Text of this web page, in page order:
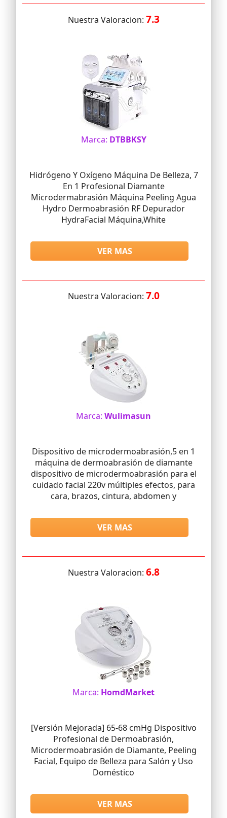
Nuestra Valoracion: 7.3
Marca: DTBBKSY
Hidrógeno Y Oxígeno Máquina De Belleza, 7
En 1 Profesional Diamante
Microdermabrasión Máquina Peeling Agua
Hydro Dermoabrasión RF Depurador
HydraFacial Máquina,White
VER MAS
Nuestra Valoracion: 7.0
Marca: Wulimasun
Dispositivo de microdermoabrasión,5 en 1
máquina de dermoabrasión de diamante
dispositivo de microdermoabrasión para el
cuidado facial 220v múltiples efectos, para
cara, brazos, cintura, abdomen y
VER MAS
Nuestra Valoracion: 6.8
Marca: HomdMarket
[Versión Mejorada] 65-68 cmHg Dispositivo
Profesional de Dermoabrasión,
Microdermoabrasión de Diamante, Peeling
Facial, Equipo de Belleza para Salón y Uso
Doméstico
VER MAS